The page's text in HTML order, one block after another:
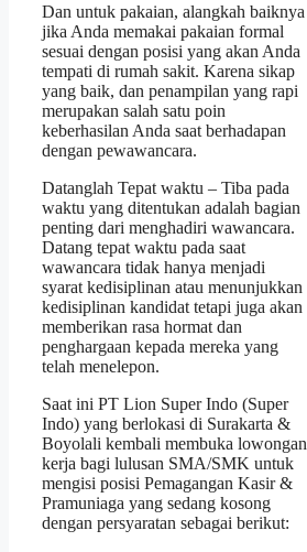
Dan untuk pakaian, alangkah baiknya
jika Anda memakai pakaian formal
sesuai dengan posisi yang akan Anda
tempati di rumah sakit. Karena sikap
yang baik, dan penampilan yang rapi
merupakan salah satu poin
keberhasilan Anda saat berhadapan
dengan pewawancara.
Datanglah Tepat waktu – Tiba pada
waktu yang ditentukan adalah bagian
penting dari menghadiri wawancara.
Datang tepat waktu pada saat
wawancara tidak hanya menjadi
syarat kedisiplinan atau menunjukkan
kedisiplinan kandidat tetapi juga akan
memberikan rasa hormat dan
penghargaan kepada mereka yang
telah menelepon.
Saat ini PT Lion Super Indo (Super
Indo) yang berlokasi di Surakarta &
Boyolali kembali membuka lowongan
kerja bagi lulusan SMA/SMK untuk
mengisi posisi Pemagangan Kasir &
Pramuniaga yang sedang kosong
dengan persyaratan sebagai berikut: